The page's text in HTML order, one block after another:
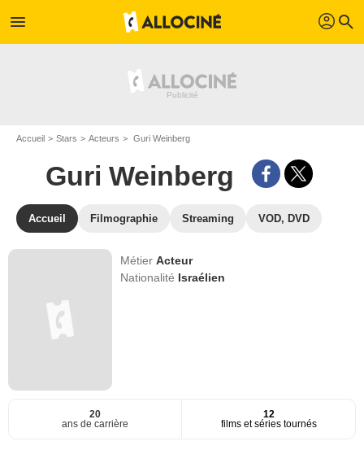
menu profil search
Accueil Stars Acteurs Guri Weinberg
Guri Weinberg
Accueil Filmographie Streaming VOD, DVD
MétierActeur
Nationalité Israélien
20
ans de carrière
12
films et séries tournés